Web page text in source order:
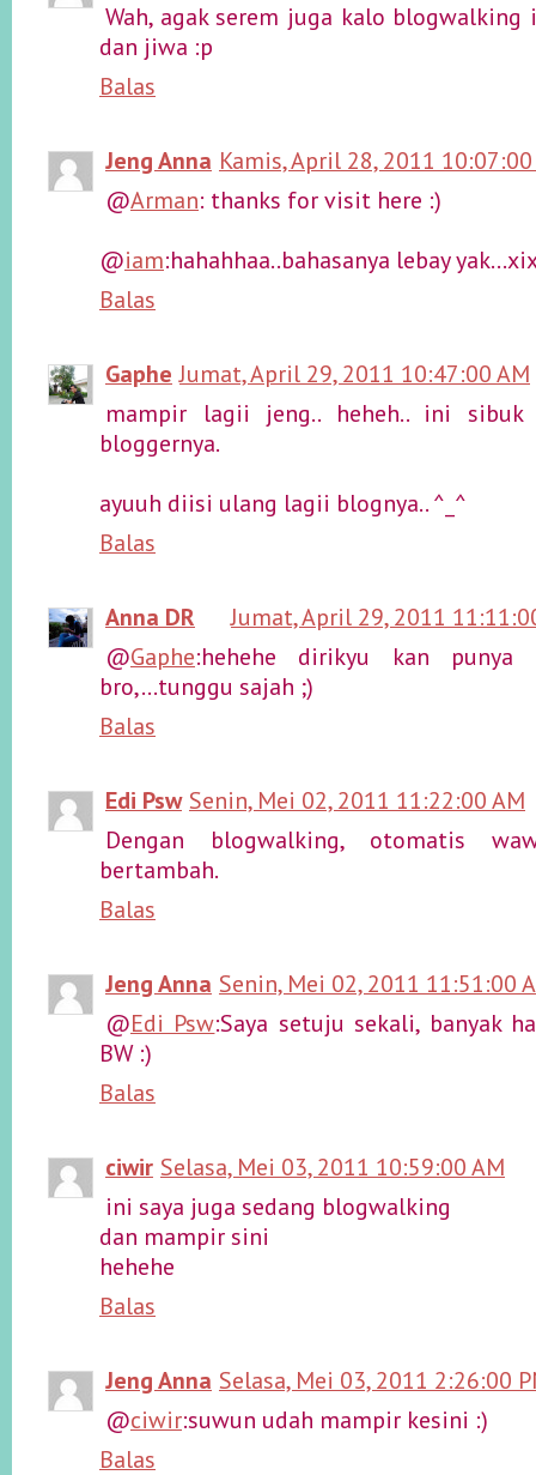
Wah, agak serem juga kalo
dan jiwa :p
Balas
Jeng Anna Kamis, April 28, 2011
@Arman: thanks for visit here :)
@iam:hahahhaa..bahasanya lebay
Balas
Gaphe Jumat, April 29, 2011 10:47:00 AM
mampir lagii jeng.. heheh.. ini sibuk
bloggernya.
ayuuh diisi ulang lagii blognya.. ^_^
Balas
Anna DR
Jumat, April 29, 2011
@Gaphe:hehehe dirikyu kan punya
bro,...tunggu sajah ;)
Balas
Edi Psw Senin, Mei 02, 2011 11:22:00 AM
Dengan blogwalking, otomatis
bertambah.
Balas
Jeng Anna Senin, Mei 02, 2011 11:51:00
@Edi Psw:Saya setuju sekali, banyak
BW :)
Balas
ciwir Selasa, Mei 03, 2011 10:59:00 AM
ini saya juga sedang blogwalking
dan mampir sini
hehehe
Balas
Jeng Anna Selasa, Mei 03, 2011 2:26:00
@ciwir:suwun udah mampir kesini :)
Balas